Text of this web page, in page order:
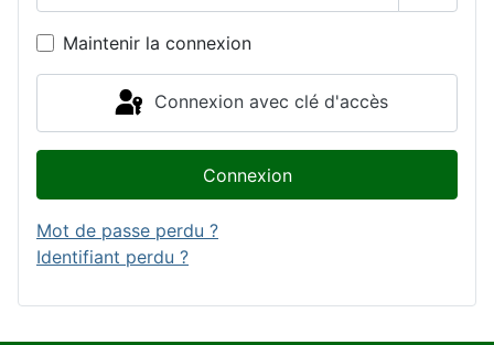
Maintenir la connexion
Connexion avec clé d'accès
Connexion
Mot de passe perdu ?
Identifiant perdu ?